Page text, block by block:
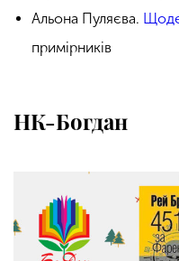
Альона Пуляєва.
примірників
НК-Богдан